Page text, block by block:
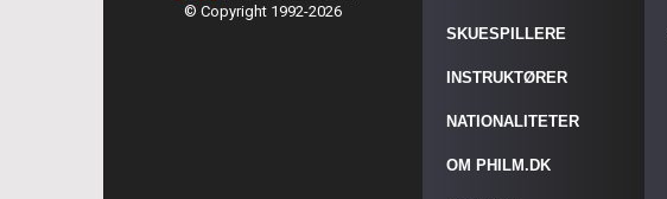
© Copyright 1992-2026
SKUESPILLERE
INSTRUKTØRER
NATIONALITETER
OM PHILM.DK